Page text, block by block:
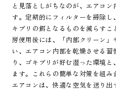
と見落としがちなのが、エアコ
す。定期的にフィルターを掃除
キブリの餌となるものを減らす
房使用後には、「内部クリーン
い、エアコン内部を乾燥させる
り、ゴキブリが好む湿った環境
ます。これらの簡単な対策を組
エアコンは、快適な空気を送り